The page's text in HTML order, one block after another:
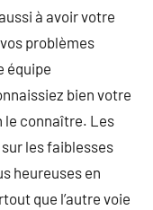
à avoir votre
problèmes
équipe
bien votre
le connaître. Les
les faiblesses
heureuses en
que l’autre voie